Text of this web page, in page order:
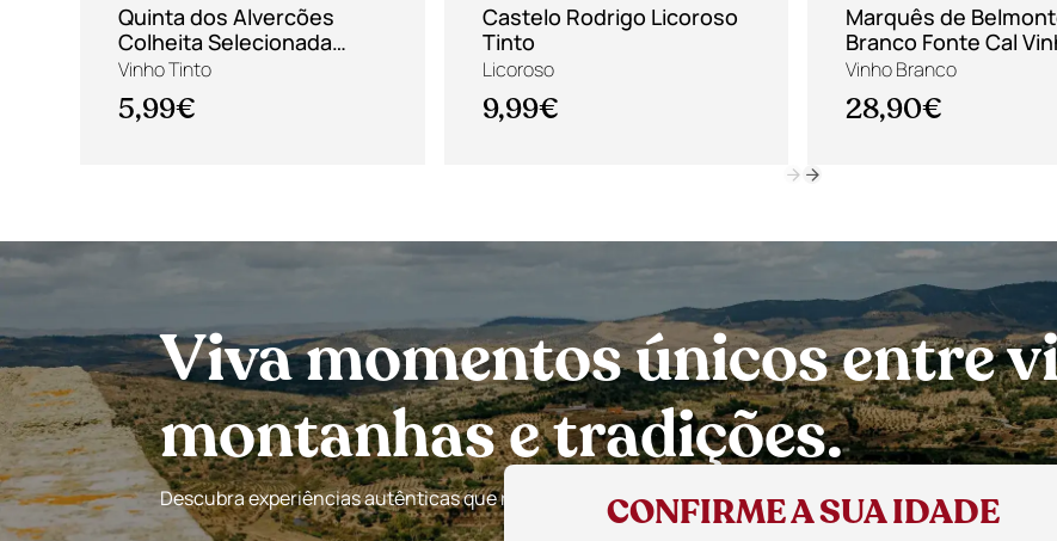
Quinta dos Alvercões
Colheita Selecionada
Tinto 2021
Vinho Tinto
5,99€
Castelo Rodrigo Licoroso
Tinto
Licoroso
9,99€
Marquês de
Branco Fonte Cal
Velhas 2023
Vinho Branco
28,90€
Viva momentos únicos entre
montanhas e tradições.
Descubra experiências autênticas que revelam o melhor da Beira Interior, dos sabores locais às
CONFIRME A SUA IDADE